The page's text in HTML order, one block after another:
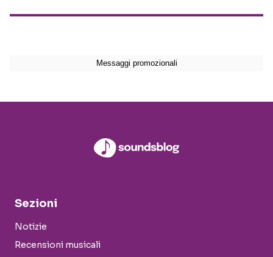
Sezioni
Notizie
Recensioni musicali